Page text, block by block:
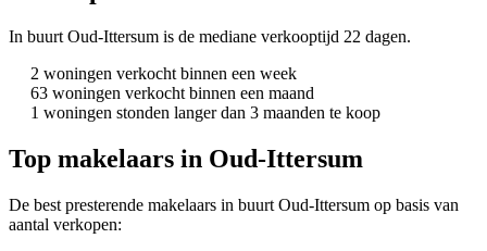
In buurt Oud-Ittersum is de mediane verkooptijd 22 dagen.
2 woningen verkocht binnen een week
63 woningen verkocht binnen een maand
1 woningen stonden langer dan 3 maanden te koop
Top makelaars in Oud-Ittersum
De best presterende makelaars in buurt Oud-Ittersum op basis van
aantal verkopen: